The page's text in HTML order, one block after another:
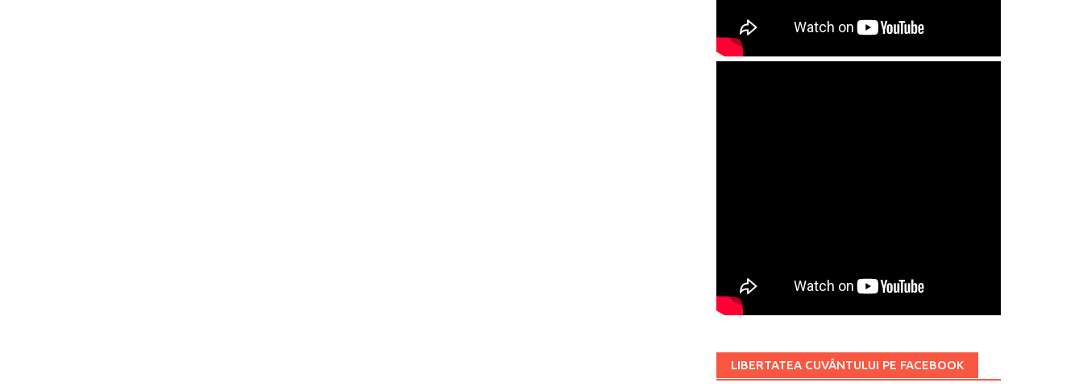
LIBERTATEA CUVÂNTULUI PE FACEBOOK